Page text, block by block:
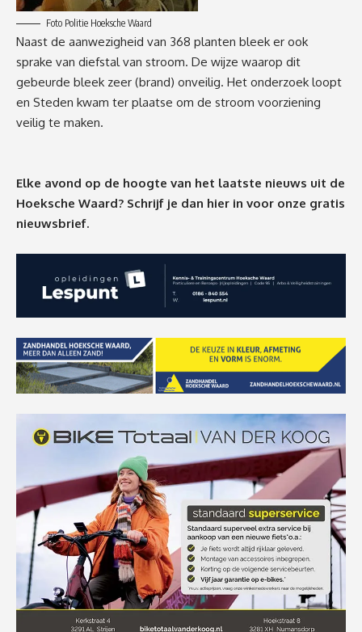
Foto Politie Hoeksche Waard
Naast de aanwezigheid van 368 planten bleek er ook
sprake van diefstal van stroom. De wijze waarop dit
gebeurde bleek zeer (brand) onveilig. Het onderzoek loopt
en Steden kwam ter plaatse om de stroom voorziening
veilig te maken.
Elke avond op de hoogte van het laatste nieuws uit de
Hoeksche Waard? Schrijf je dan hier in voor onze gratis
nieuwsbrief.